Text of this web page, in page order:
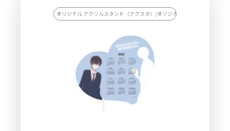
オリジナル アクリルスタンド（アクスタ）/オリジナル アクリル雑貨/【